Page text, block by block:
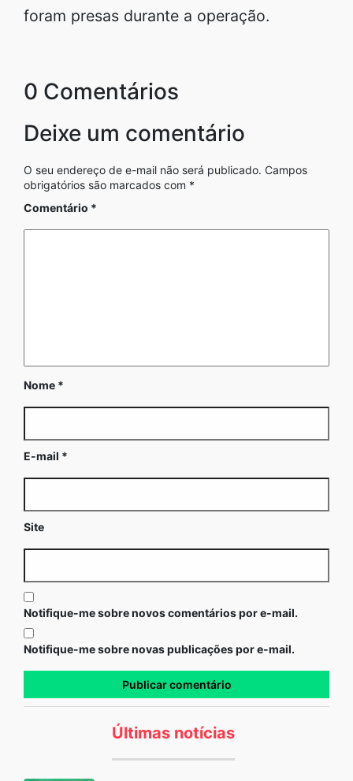
foram presas durante a operação.
0 Comentários
Deixe um comentário
O seu endereço de e-mail não será publicado. Campos
obrigatórios são marcados com *
Comentário *
Nome *
E-mail *
Site
Notifique-me sobre novos comentários por e-mail.
Notifique-me sobre novas publicações por e-mail.
Últimas notícias